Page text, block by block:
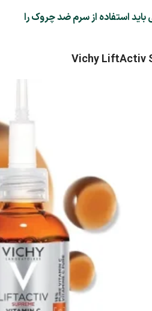
باید استفاده از سرم ضد چروک را
Vichy LiftActiv